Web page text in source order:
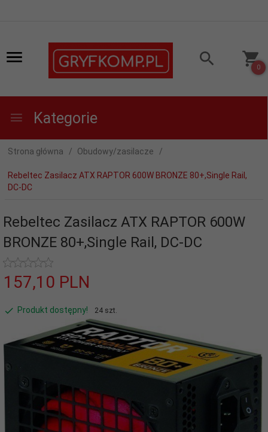
0
Kategorie
Strona główna Obudowy/zasilacze
Rebeltec Zasilacz ATX RAPTOR 600W BRONZE 80+,Single Rail,
DC-DC
Rebeltec Zasilacz ATX RAPTOR 600W
BRONZE 80+,Single Rail, DC-DC
157,10 PLN
Produkt dostępny! 24 szt.